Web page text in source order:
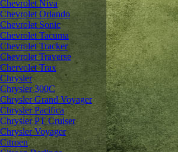
Chevrolet Niva
Chevrolet Orlando
Chevrolet Sonic
Chevrolet Tacuma
Chevrolet Tracker
Chevrolet Traverse
Chervolet Trax
Chrysler
Chrysler 300C
Chrysler Grand Voyager
Chrysler Pacifica
Chrysler PT Cruiser
Chrysler Voyager
Citroen